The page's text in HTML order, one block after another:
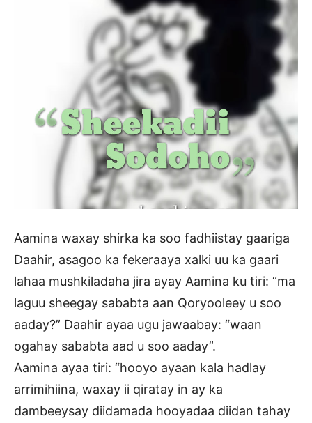
Aamina waxay shirka ka soo fadhiistay gaariga
Daahir, asagoo ka fekeraaya xalki uu ka gaari
lahaa mushkiladaha jira ayay Aamina ku tiri: “ma
laguu sheegay sababta aan Qoryooleey u soo
aaday?” Daahir ayaa ugu jawaabay: “waan
ogahay sababta aad u soo aaday”.
Aamina ayaa tiri: “hooyo ayaan kala hadlay
arrimihiina, waxay ii qiratay in ay ka
dambeeysay diidamada hooyadaa diidan tahay